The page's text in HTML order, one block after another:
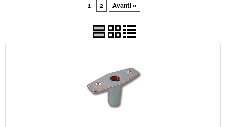
Usato
Pronta Consegna
1
2 Avanti »